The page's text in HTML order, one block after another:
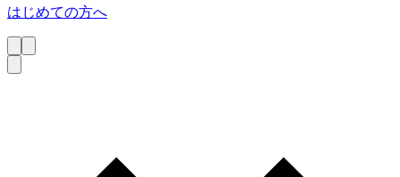
はじめての方へ